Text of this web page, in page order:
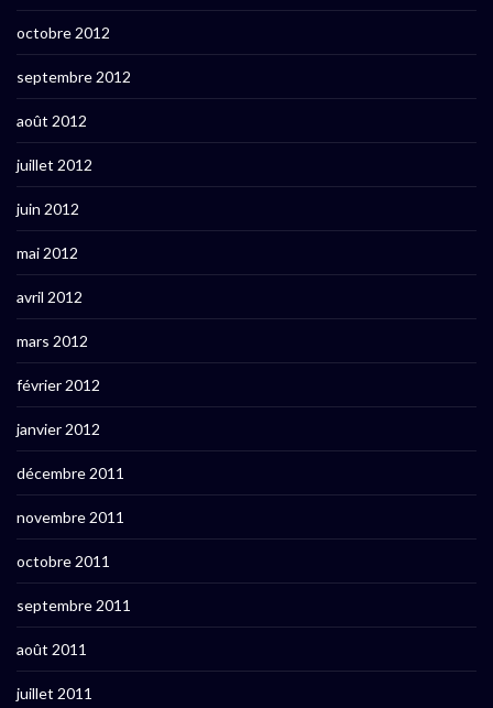
octobre 2012
septembre 2012
août 2012
juillet 2012
juin 2012
mai 2012
avril 2012
mars 2012
février 2012
janvier 2012
décembre 2011
novembre 2011
octobre 2011
septembre 2011
août 2011
juillet 2011